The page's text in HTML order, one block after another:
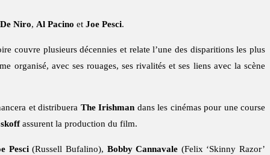
Niro, Al Pacino et Joe Pesci.
couvre plusieurs décennies et relate l’une des disparitions les plus
organisé, avec ses rouages, ses rivalités et ses liens avec la scène
et distribuera The Irishman dans les cinémas pour une course
assurent la production du film.
Pesci(Russell Bufalino), Bobby Cannavale (Felix ‘Skinny Razor’